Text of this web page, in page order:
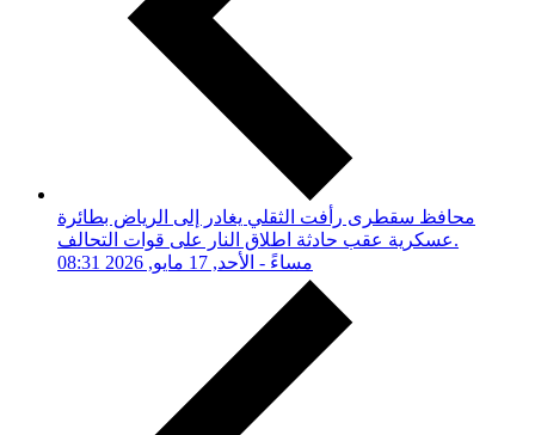
محافظ سقطرى رأفت الثقلي يغادر إلى الرياض بطائرة
عسكرية عقب حادثة اطلاق النار على قوات التحالف.
08:31 مساءً - الأحد, 17 مايو, 2026